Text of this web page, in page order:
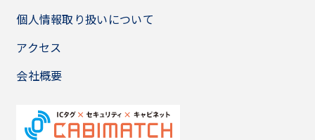
個人情報取り扱いについて
アクセス
会社概要